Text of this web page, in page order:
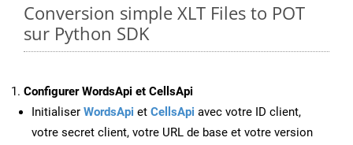
Conversion simple XLT Files to POT
sur Python SDK
Configurer WordsApi et CellsApi
Initialiser WordsApi et CellsApi avec votre ID client,
votre secret client, votre URL de base et votre version